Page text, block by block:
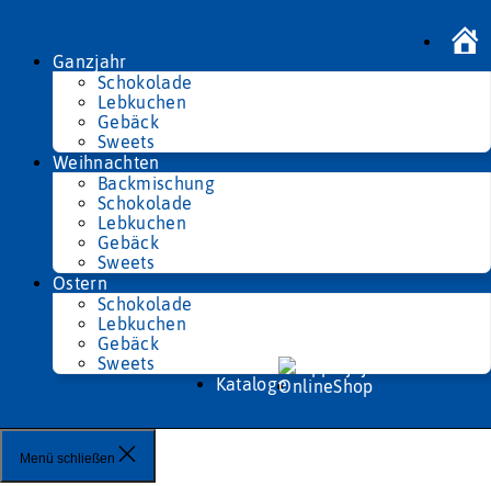
Ganzjahr
Schokolade
Lebkuchen
Gebäck
Sweets
Weihnachten
Backmischung
Schokolade
Lebkuchen
Gebäck
Sweets
Ostern
Schokolade
Lebkuchen
Gebäck
Sweets
Kataloge
Menü schließen